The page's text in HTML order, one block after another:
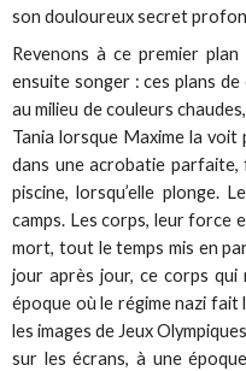
son douloureux secret
Revenons à ce premier
ensuite songer : ces plans de
au milieu de couleurs
Tania lorsque Maxime la
dans une acrobatie parfaite,
piscine, lorsqu’elle plonge.
camps. Les corps, leur force
mort, tout le temps mis en
jour après jour, ce corps qui
époque où le régime nazi fait
les images de Jeux
sur les écrans, à une